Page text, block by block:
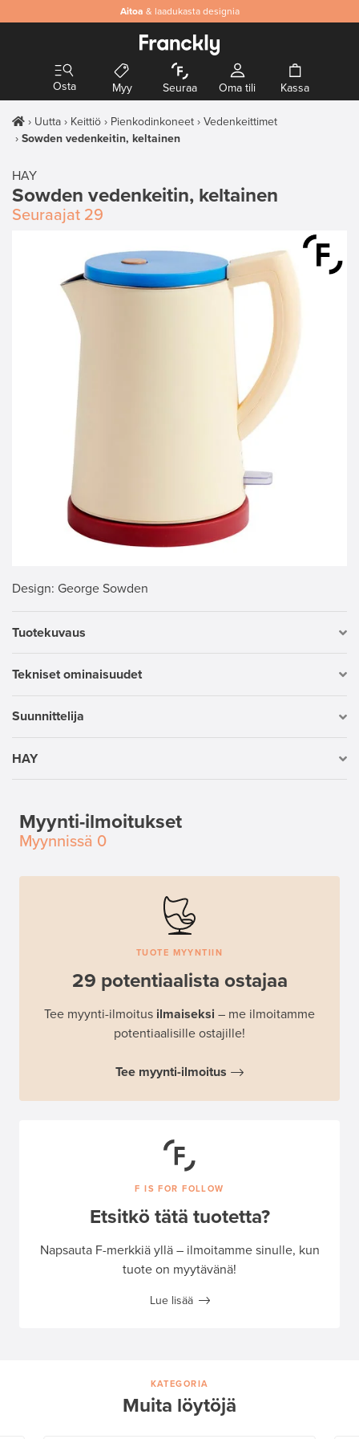
Aitoa & laadukasta designia
Osta Myy Seuraa Oma tili Kassa
Uutta Keittiö Pienkodinkoneet
Vedenkeittimet
Sowden vedenkeitin, keltainen
HAY
Sowden vedenkeitin, keltainen
Seuraajat 29
Design: George Sowden
Tuotekuvaus
Tekniset ominaisuudet
Suunnittelija
HAY
Myynti-ilmoitukset
Myynnissä 0
TUOTE MYYNTIIN
29 potentiaalista ostajaa
Tee myynti-ilmoitus ilmaiseksi – me ilmoitamme
potentiaalisille ostajille!
Tee myynti-ilmoitus
F IS FOR FOLLOW
Etsitkö tätä tuotetta?
Napsauta F-merkkiä yllä – ilmoitamme sinulle, kun
tuote on myytävänä!
Lue lisää
KATEGORIA
Muita löytöjä